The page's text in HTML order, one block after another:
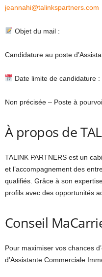
jeannahi@talinkspartners.com
Objet du mail :
Candidature au poste
Date limite de candidature :
Non précisée – Poste à
À propos de
TALINK PARTNERS est un
et l’accompagnement des
qualifiés. Grâce à son
profils avec des opportunités
Conseil
Pour maximiser vos chances
d’Assistante Commerciale